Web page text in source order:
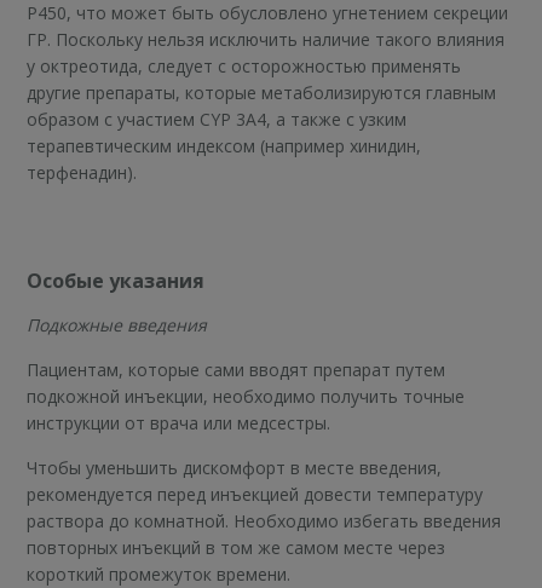
Р450, что может быть обусловлено угнетением секреции
ГР. Поскольку нельзя исключить наличие такого влияния
у октреотида, следует с осторожностью применять
другие препараты, которые метаболизируются главным
образом с участием CYP 3A4, а также с узким
терапевтическим индексом (например хинидин,
терфенадин).
Особые указания
Подкожные введения
Пациентам, которые сами вводят препарат путем
подкожной инъекции, необходимо получить точные
инструкции от врача или медсестры.
Чтобы уменьшить дискомфорт в месте введения,
рекомендуется перед инъекцией довести температуру
раствора до комнатной. Необходимо избегать введения
повторных инъекций в том же самом месте через
короткий промежуток времени.